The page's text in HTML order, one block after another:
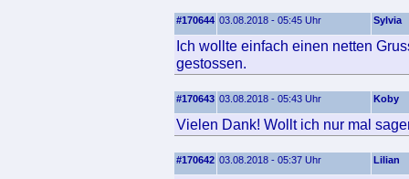
#170644 03.08.2018 - 05:45 Uhr Sylvia
Ich wollte einfach einen netten
gestossen.
#170643 03.08.2018 - 05:43 Uhr Koby
Vielen Dank! Wollt ich nur mal
#170642 03.08.2018 - 05:37 Uhr Lilian